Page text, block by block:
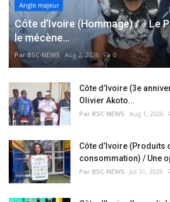
Angle majeur
Côte d’Ivoire (Hommage) / « Le
le mécène...
Par BSC-NEWS Aug 2, 2026 0
Côte d’Ivoire (3e
Olivier Akoto...
Par BSC-NEWS Aug 1, 2026
Côte d’Ivoire (Produits
consommation) / Une
Par BSC-NEWS Jul 31, 2026